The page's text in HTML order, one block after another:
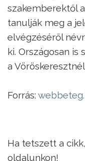
szakemberektől
tanulják meg a
elvégzéséről
ki. Országosan
a
Forrás:
Ha tetszett a
oldalunkon!